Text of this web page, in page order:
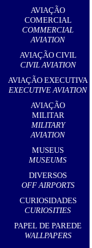
AVIAÇÃO
COMERCIAL
COMMERCIAL
AVIATION
AVIAÇÃO CIVIL
CIVIL AVIATION
AVIAÇÃO EXECUTIVA
EXECUTIVE AVIATION
AVIAÇÃO
MILITAR
MILITARY
AVIATION
MUSEUS
MUSEUMS
DIVERSOS
OFF AIRPORTS
CURIOSIDADES
CURIOSITIES
PAPEL DE PAREDE
WALLPAPERS